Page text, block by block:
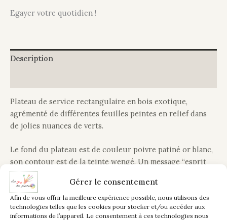
Gérer le consentement
Afin de vous offrir la meilleure expérience possible, nous utilisons des
technologies telles que les cookies pour stocker et/ou accéder aux
informations de l’appareil. Le consentement à ces technologies nous
Egayer votre quotidien !
Description
Plateau de service rectangulaire en bois exotique,
agrémenté de différentes feuilles peintes en relief dans
de jolies nuances de verts.
Le fond du plateau est de couleur poivre patiné or blanc,
son contour est de la teinte wengé. Un message “esprit
nature” le définit.
Ce plateau apportera un subtil mélange de gaieté et de
raffinement.